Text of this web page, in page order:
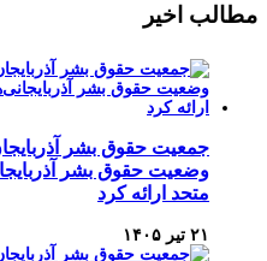
مطالب اخیر
جمعیت حقوق بشر
وضعیت حقوق بشر
متحد ارائه کرد
۲۱ تیر ۱۴۰۵